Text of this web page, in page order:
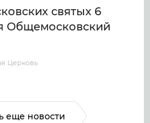
святых 6
Общемосковский
Церковь
еще новости